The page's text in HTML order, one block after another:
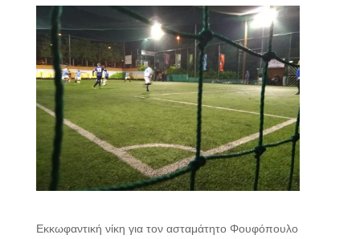
Εκκωφαντική νίκη για τον ασταμάτητο Φουφόπουλο